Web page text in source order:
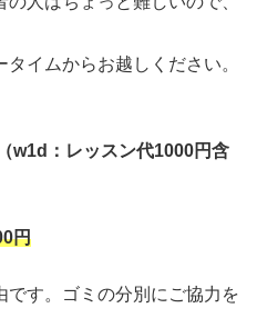
イムからお越しください。
（w1d ：レッスン代1000円含
円
です。ゴミの分別にご協力を